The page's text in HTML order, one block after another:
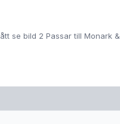
se bild 2 Passar till Monark &